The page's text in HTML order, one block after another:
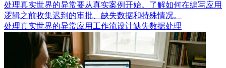
处理真实世界的异常要从真实案例开始。了解如何在编写应用
逻辑之前收集迟到的审批、缺失数据和特殊情况。
处理真实世界的异常应用工作流设计缺失数据处理